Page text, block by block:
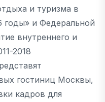
и туризма в
годы» и Федеральной
внутреннего и
2018
гостиниц Москвы,
кадров для